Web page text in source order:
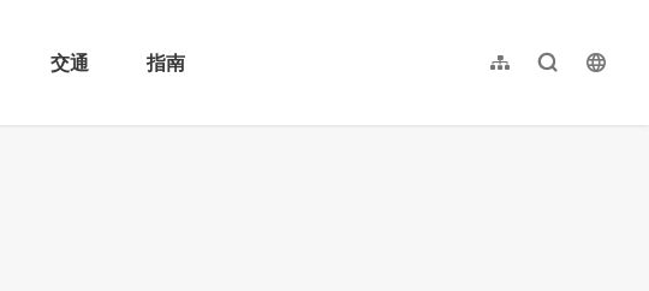
交通 指南 网站导览全文检索
繁體中文